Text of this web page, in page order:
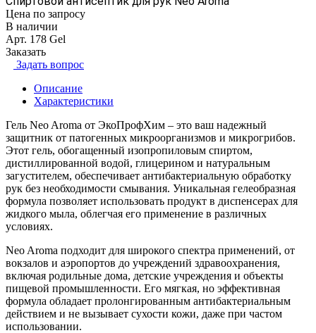
Цена по запросу
В наличии
Арт. 178 Gel
Заказать
Задать вопрос
Описание
Характеристики
Гель Neo Aroma от ЭкоПрофХим – это ваш надежный
защитник от патогенных микроорганизмов и микрогрибов.
Этот гель, обогащенный изопропиловым спиртом,
дистиллированной водой, глицерином и натуральным
загустителем, обеспечивает антибактериальную обработку
рук без необходимости смывания. Уникальная гелеобразная
формула позволяет использовать продукт в диспенсерах для
жидкого мыла, облегчая его применение в различных
условиях.
Neo Aroma подходит для широкого спектра применений, от
вокзалов и аэропортов до учреждений здравоохранения,
включая родильные дома, детские учреждения и объекты
пищевой промышленности. Его мягкая, но эффективная
формула обладает пролонгированным антибактериальным
действием и не вызывает сухости кожи, даже при частом
использовании.